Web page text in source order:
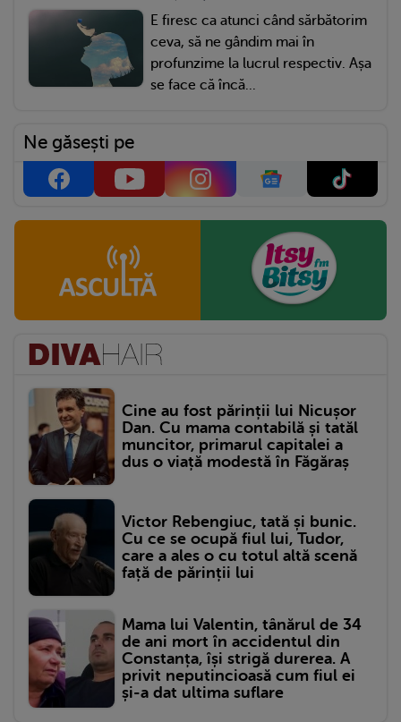
E firesc ca atunci când sărbătorim
ceva, să ne gândim mai în
profunzime la lucrul respectiv. Așa
se face că încă...
Ne găsești pe
Cine au fost părinții lui Nicușor
Dan. Cu mama contabilă și tatăl
muncitor, primarul capitalei a
dus o viață modestă în Făgăraș
Victor Rebengiuc, tată și bunic.
Cu ce se ocupă fiul lui, Tudor,
care a ales o cu totul altă scenă
față de părinții lui
Mama lui Valentin, tânărul de 34
de ani mort în accidentul din
Constanța, își strigă durerea. A
privit neputincioasă cum fiul ei
și-a dat ultima suflare